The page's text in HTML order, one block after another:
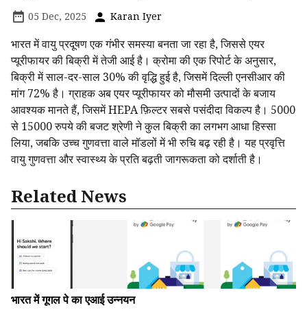
05 Dec, 2025 Karan Iyer
भारत में वायु प्रदूषण एक गंभीर समस्या बनता जा रहा है, जिससे एयर
प्यूरीफायर की बिक्री में तेजी आई है। क्रोमा की एक रिपोर्ट के अनुसार,
बिक्री में साल-दर-साल 30% की वृद्धि हुई है, जिसमें दिल्ली एनसीआर की
मांग 72% है। ग्राहक अब एयर प्यूरीफायर को मौसमी उत्पादों के बजाय
आवश्यक मानते हैं, जिसमें HEPA फ़िल्टर सबसे पसंदीदा विकल्प है। 5000
से 15000 रुपये की बजट श्रेणी ने कुल बिक्री का लगभग आधा हिस्सा
लिया, जबकि उच्च गुणवत्ता वाले मॉडलों में भी रुचि बढ़ रही है। यह प्रवृत्ति
वायु गुणवत्ता और स्वास्थ्य के प्रति बढ़ती जागरूकता को दर्शाती है।
Related News
भारत में गूगल पे का एआई उन्नयन